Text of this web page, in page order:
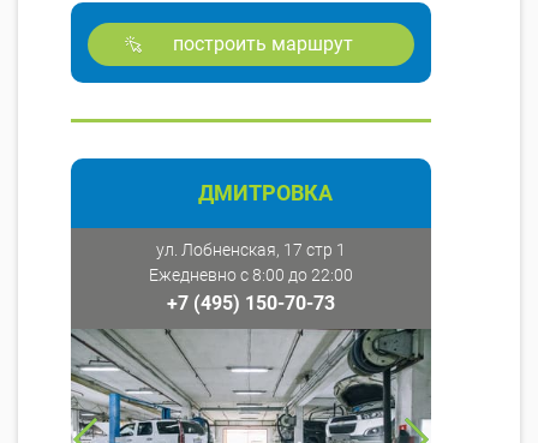
построить маршрут
ДМИТРОВКА
ул. Лобненская, 17 стр 1
Ежедневно с 8:00 до 22:00
+7 (495) 150-70-73